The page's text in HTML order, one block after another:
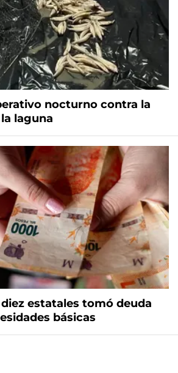
nocturno contra la
laguna
estatales tomó deuda
básicas